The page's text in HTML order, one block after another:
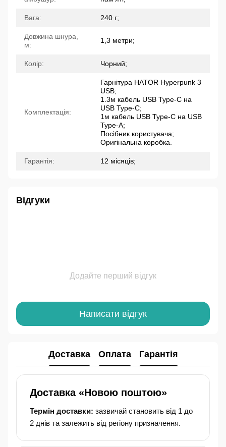
Вага: 240 г;
Довжина шнура,
м:
1,3 метри;
Колір: Чорний;
Комплектація:
Гарнітура HATOR Hyperpunk 3
USB;
1.3м кабель USB Type-C на
USB Type-C;
1м кабель USB Type-C на USB
Type-A;
Посібник користувача;
Оригінальна коробка.
Гарантія: 12 місяців;
Відгуки
Додайте перший відгук
Написати відгук
Доставка Оплата Гарантія
Доставка «Новою поштою»
Термін доставки: зазвичай становить від 1 до
2 днів та залежить від регіону призначення.